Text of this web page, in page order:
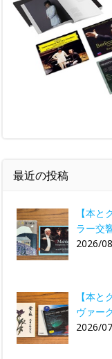
最近の投稿
【本
ラー交
2026/
【本
ヴァー
2026/